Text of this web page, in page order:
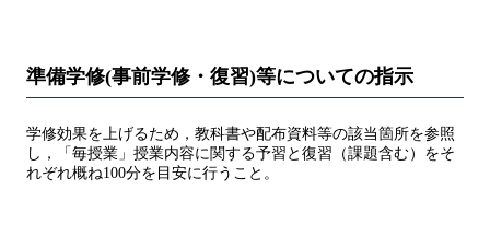
準備学修(事前学修・復習)等についての指示
学修効果を上げるため，教科書や配布資料等の該当箇所を参照
し，「毎授業」授業内容に関する予習と復習（課題含む）をそ
れぞれ概ね100分を目安に行うこと。